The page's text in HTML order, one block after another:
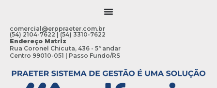
comercial@erppraeter.com.br
(54) 2104-7622 | (54) 3310-7622
Endereço Matriz
Rua Coronel Chicuta, 436 - 5º andar
Centro 99010-051 | Passo Fundo/RS